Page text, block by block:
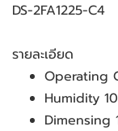
DS-2FA1225-C4
รายละเอียด
Operating
Humidity
Dimensing